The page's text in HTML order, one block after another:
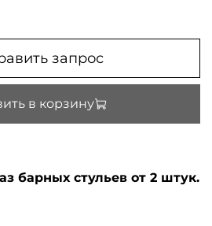
запрос
в корзину
барных стульев от 2 штук.